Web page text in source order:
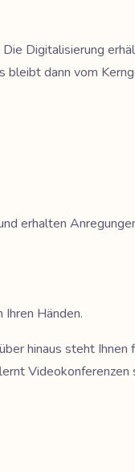
Digitalisierung
bleibt dann vom
erhalten
Händen.
hinaus steht